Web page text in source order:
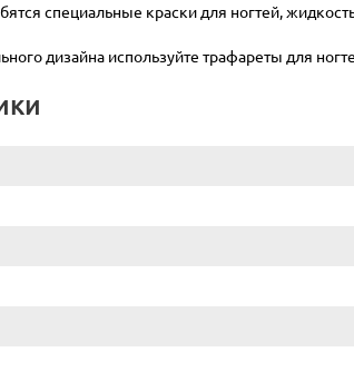
специальные краски для ногтей,
дизайна используйте трафареты для